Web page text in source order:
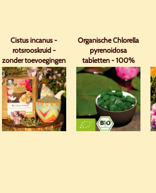
Cistus incanus -
rotsrooskruid -
zonder toevoegingen
Organische Chlorella
pyrenoidosa
tabletten - 100%
organisch met
analyse